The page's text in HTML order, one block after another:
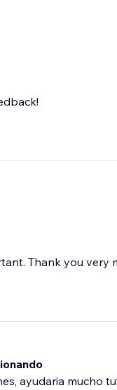
Thank you very
ayudaria mucho